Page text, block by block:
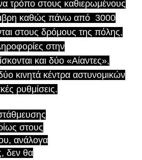
τρόπο στους καθιερωμένους
καθώς πάνω από 3000
στους δρόμους της πόλης,
στην
και δύο «Αίαντες»,
κινητά κέντρα αστυνομικών
ρυθμίσεις.
στους
ανάλογα
δεν θα